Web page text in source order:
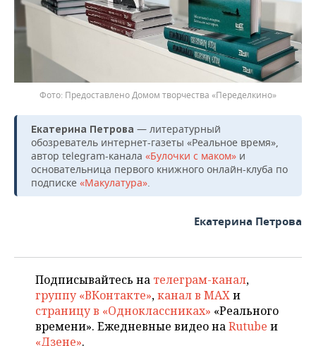
Предоставлено Домом творчества «Переделкино»
Екатерина Петрова — литературный
обозреватель интернет-газеты «Реальное время»,
автор telegram-канала «Булочки с маком» и
основательница первого книжного онлайн-клуба по
подписке «Макулатура».
Екатерина Петрова
Подписывайтесь на телеграм-канал,
группу «ВКонтакте»,канал в MAXи
страницу в «Одноклассниках» «Реального
времени». Ежедневные видео наRutube и
«Дзене».